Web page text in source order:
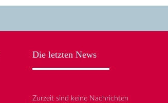
Die letzten News
Zurzeit sind keine Nachrichten